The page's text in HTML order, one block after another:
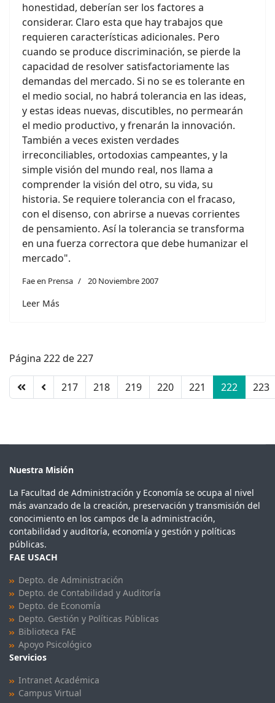
honestidad, deberían ser los factores a
considerar. Claro esta que hay trabajos que
requieren características adicionales. Pero
cuando se produce discriminación, se pierde la
capacidad de resolver satisfactoriamente las
demandas del mercado. Si no se es tolerante en
el medio social, no habrá tolerancia en las ideas,
y estas ideas nuevas, discutibles, no permearán
el medio productivo, y frenarán la innovación.
También a veces existen verdades
irreconciliables, ortodoxias campeantes, y la
simple visión del mundo real, nos llama a
comprender la visión del otro, su vida, su
historia. Se requiere tolerancia con el fracaso,
con el disenso, con abrirse a nuevas corrientes
de pensamiento. Así la tolerancia se transforma
en una fuerza correctora que debe humanizar el
mercado".
Fae en Prensa 20 Noviembre 2007
Leer Más
Página 222 de 227
217 218 219 220 221 222 223
Nuestra Misión
La Facultad de Administración y Economía se ocupa al nivel
más avanzado de la creación, preservación y transmisión del
conocimiento en los campos de la administración,
contabilidad y auditoría, economía y gestión y políticas
públicas.
FAE USACH
Depto. de Administración
Depto. de Contabilidad y Auditoría
Depto. de Economía
Depto. Gestión y Políticas Públicas
Biblioteca FAE
Apoyo Psicológico
Servicios
Intranet Académica
Campus Virtual